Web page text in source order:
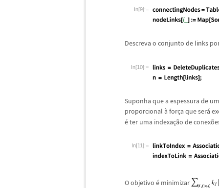
In[9]:=
Descreva o conjunto de links
In[10]:=
Suponha que a espessura de
proporcional à força que será
éter uma indexação de conexõ
In[11]:=
O objetivo é minimizar